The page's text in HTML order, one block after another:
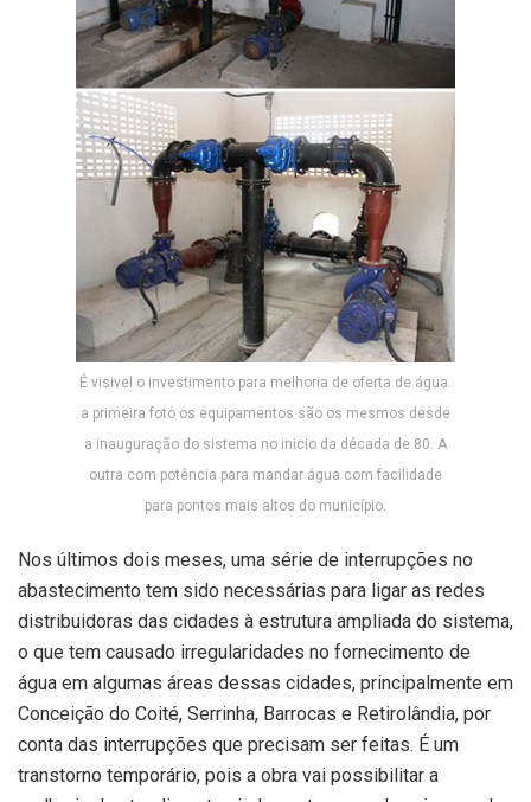
É visivel o investimento para melhoria de oferta de água.
a primeira foto os equipamentos são os mesmos desde
a inauguração do sistema no inicio da década de 80. A
outra com potência para mandar água com facilidade
para pontos mais altos do município.
Nos últimos dois meses, uma série de interrupções no
abastecimento tem sido necessárias para ligar as redes
distribuidoras das cidades à estrutura ampliada do sistema,
o que tem causado irregularidades no fornecimento de
água em algumas áreas dessas cidades, principalmente em
Conceição do Coité, Serrinha, Barrocas e Retirolândia, por
conta das interrupções que precisam ser feitas. É um
transtorno temporário, pois a obra vai possibilitar a